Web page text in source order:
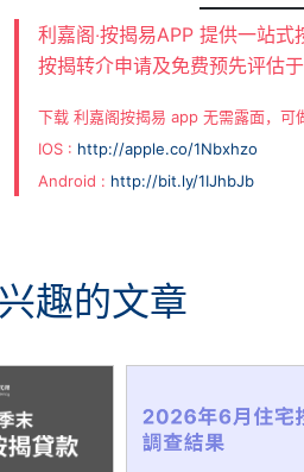
利嘉阁‧按揭易APP 提供一站式
按揭转介申请及免费预先评估
下载 利嘉阁按揭易 app 无需露面，可
IOS : http://apple.co/1Nbxhzo
Android : http://bit.ly/1IJhbJb
趣的文章